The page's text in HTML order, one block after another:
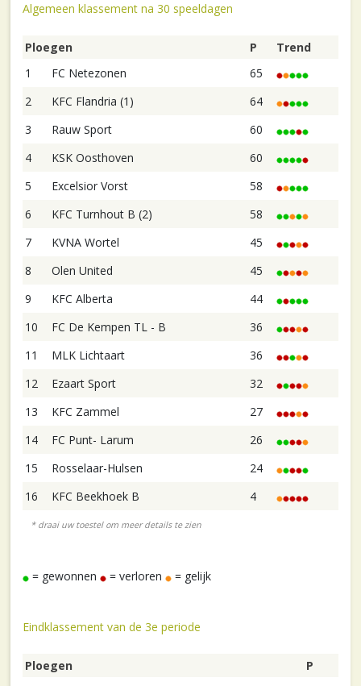
Algemeen klassement na 30 speeldagen
Ploegen P
Trend
1
FC Netezonen
65
2
KFC Flandria (1)
64
3
Rauw Sport
60
4
KSK Oosthoven
60
5
Excelsior Vorst
58
6
KFC Turnhout B (2)
58
7
KVNA Wortel
45
8
Olen United
45
9
KFC Alberta
44
10
FC De Kempen TL - B
36
11
MLK Lichtaart
36
12
Ezaart Sport
32
13
KFC Zammel
27
14
FC Punt- Larum
26
15
Rosselaar-Hulsen
24
16
KFC Beekhoek B 4
= gewonnen = verloren = gelijk
Eindklassement van de 3e periode
Ploegen
P